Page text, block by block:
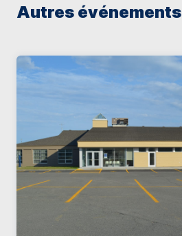
Autres événements